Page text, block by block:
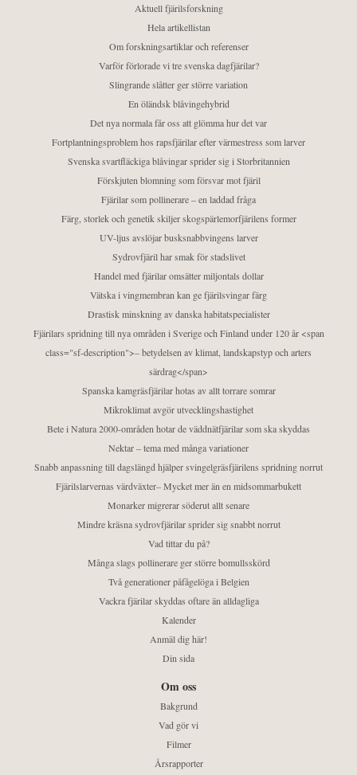
Aktuell fjärilsforskning
Hela artikellistan
Om forskningsartiklar och referenser
Varför förlorade vi tre svenska dagfjärilar?
Slingrande slåtter ger större variation
En öländsk blåvingehybrid
Det nya normala får oss att glömma hur det var
Fortplantningsproblem hos rapsfjärilar efter värmestress som larver
Svenska svartfläckiga blåvingar sprider sig i Storbritannien
Förskjuten blomning som försvar mot fjäril
Fjärilar som pollinerare – en laddad fråga
Färg, storlek och genetik skiljer skogspärlemorfjärilens former
UV-ljus avslöjar busksnabbvingens larver
Sydrovfjäril har smak för stadslivet
Handel med fjärilar omsätter miljontals dollar
Vätska i vingmembran kan ge fjärilsvingar färg
Drastisk minskning av danska habitatspecialister
Fjärilars spridning till nya områden i Sverige och Finland under 120 år <span
class="sf-description">– betydelsen av klimat, landskapstyp och arters
särdrag</span>
Spanska kamgräsfjärilar hotas av allt torrare somrar
Mikroklimat avgör utvecklingshastighet
Bete i Natura 2000-områden hotar de väddnätfjärilar som ska skyddas
Nektar – tema med många variationer
Snabb anpassning till dagslängd hjälper svingelgräsfjärilens spridning norrut
Fjärilslarvernas värdväxter– Mycket mer än en midsommarbukett
Monarker migrerar söderut allt senare
Mindre kräsna sydrovfjärilar sprider sig snabbt norrut
Vad tittar du på?
Många slags pollinerare ger större bomullsskörd
Två generationer påfågelöga i Belgien
Vackra fjärilar skyddas oftare än alldagliga
Kalender
Anmäl dig här!
Din sida
Om oss
Bakgrund
Vad gör vi
Filmer
Årsrapporter